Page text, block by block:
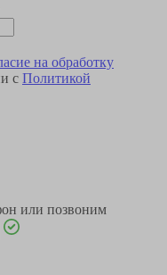
на обработку
с Политикой
или позвоним